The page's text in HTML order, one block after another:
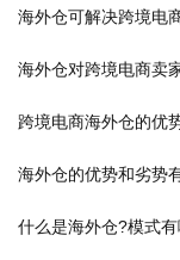
海外仓可解决跨境电
海外仓对跨境电商卖
跨境电商海外仓的优
海外仓的优势和劣势
什么是海外仓?模式